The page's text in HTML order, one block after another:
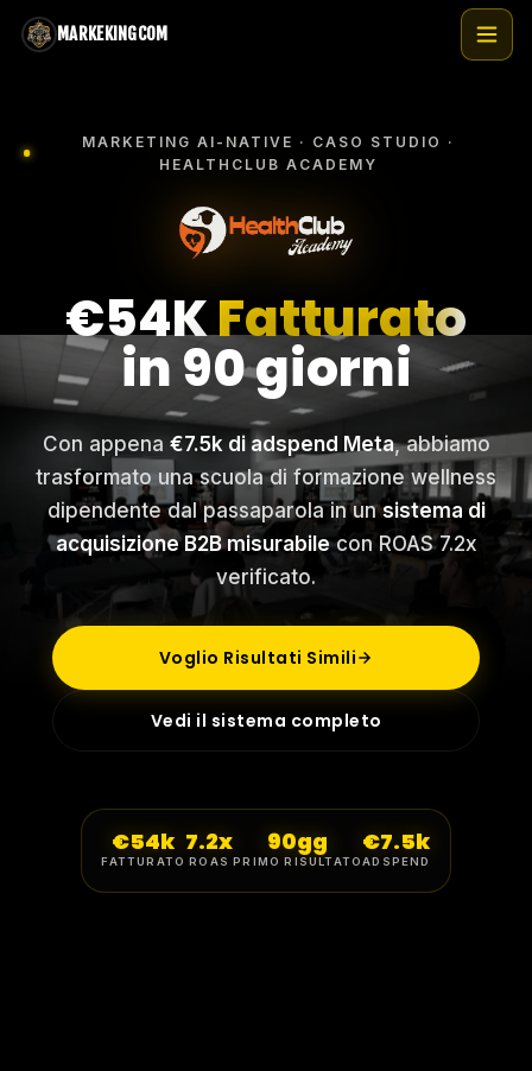
MARKEKINGCOM
MARKETING AI-NATIVE · CASO STUDIO ·
HEALTHCLUB ACADEMY
€54KFatturato
in 90 giorni
Con appena €7.5k di adspend Meta, abbiamo
trasformato una scuola di formazione wellness
dipendente dal passaparola in unsistema di
acquisizione B2B misurabilecon ROAS 7.2x
verificato.
Voglio Risultati Simili
Vedi il sistema completo
€54k
FATTURATO
7.2x
ROAS
90gg
PRIMO RISULTATO
€7.5k
ADSPEND